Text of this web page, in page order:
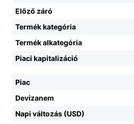
Előző záró
Termék kategória
Termék alkategória
Piaci kapitalizáció
Piac
Devizanem
Napi változás (USD)